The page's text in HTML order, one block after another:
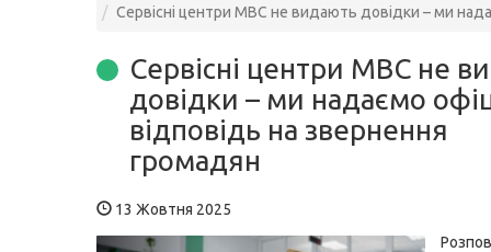
Сервісні центри МВС не видають довідки – ми
Сервісні центри МВС не
довідки – ми надаємо
відповідь на звернення
громадян
13 Жовтня 2025